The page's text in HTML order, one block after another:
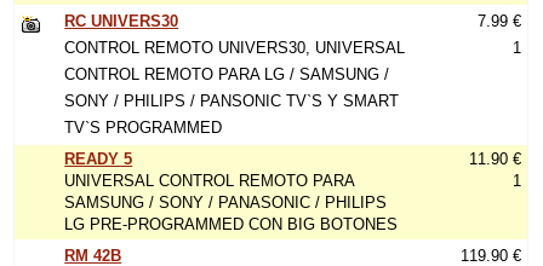
RC UNIVERS30
CONTROL REMOTO UNIVERS30, UNIVERSAL
CONTROL REMOTO PARA LG / SAMSUNG /
SONY / PHILIPS / PANSONIC TV`S Y SMART
TV`S PROGRAMMED
7.99 €
1
READY 5
UNIVERSAL CONTROL REMOTO PARA
SAMSUNG / SONY / PANASONIC / PHILIPS
LG PRE-PROGRAMMED CON BIG BOTONES
11.90 €
1
RM 42B
119.90 €